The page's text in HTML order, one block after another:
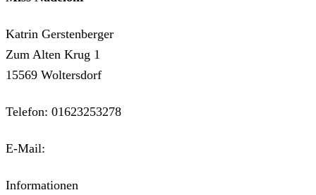
Katrin Gerstenberger
Zum Alten Krug 1
15569 Woltersdorf
Telefon: 01623253278
E-Mail:
Informationen